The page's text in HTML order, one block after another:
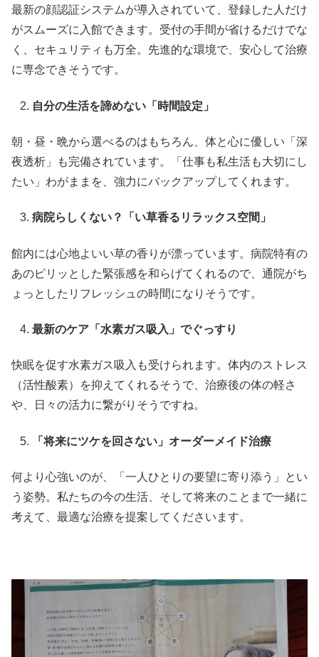
最新の顔認証システムが導入されていて、登録した人だけ
がスムーズに入館できます。受付の手間が省けるだけでな
く、セキュリティも万全。先進的な環境で、安心して治療
に専念できそうです。
自分の生活を諦めない「時間設定」
朝・昼・晩から選べるのはもちろん、体と心に優しい「深
夜透析」も完備されています。「仕事も私生活も大切にし
たい」わがままを、強力にバックアップしてくれます。
病院らしくない？「い草香るリラックス空間」
館内には心地よいい草の香りが漂っています。病院特有の
あのピリッとした緊張感を和らげてくれるので、通院がち
ょっとしたリフレッシュの時間になりそうです。
最新のケア「水素ガス吸入」でぐっすり
快眠を促す水素ガス吸入も受けられます。体内のストレス
（活性酸素）を抑えてくれるそうで、治療後の体の軽さ
や、日々の活力に繋がりそうですね。
「将来にツケを回さない」オーダーメイド治療
何より心強いのが、「一人ひとりの要望に寄り添う」とい
う姿勢。私たちの今の生活、そして将来のことまで一緒に
考えて、最適な治療を提案してくださいます。